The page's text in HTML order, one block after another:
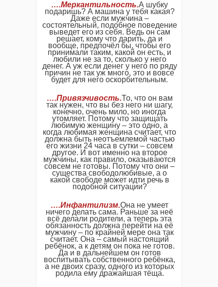
….Меркантильность.А шубку
подаришь? А машина у тебя какая?
Даже если мужчина –
состоятельный, подобное поведение
выведет его из себя. Ведь он сам
решает, кому что дарить, да и
вообще, предпочёл бы, чтобы его
принимали таким, какой он есть, и
любили не за то, сколько у него
денег. А уж если денег у него по ряду
причин не так уж много, это и вовсе
будет для него оскорбительным.
….Привязчивость.То, что он вам
так нужен, что вы без него ни шагу,
конечно, очень мило, но иногда
утомляет. Потому что защищать
любимую женщину – это одно, а
когда любимая женщина считает, что
должна быть неотъемлемой частью
его жизни 24 часа в сутки – совсем
другое. И вот именно на второе
мужчины, как правило, оказываются
совсем не готовы. Потому что они –
существа свободолюбивые, а о
какой свободе может идти речь в
подобной ситуации?
….Инфантилизм.Она не умеет
ничего делать сама. Раньше за неё
всё делали родители, а теперь эта
обязанность должна перейти на её
мужчину – по крайней мере она так
считает. Она – самый настоящий
ребёнок, а к детям он пока не готов.
Да и в дальнейшем он готов
воспитывать собственного ребёнка,
а не двоих сразу, одного из которых
родила ему дражайшая тёща.